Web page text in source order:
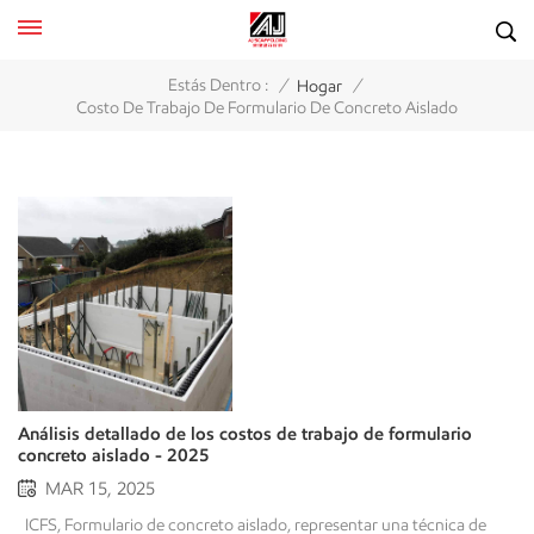
Estás Dentro : / Hogar /
Costo De Trabajo De Formulario De Concreto Aislado
Análisis detallado de los costos de trabajo de formulario
concreto aislado - 2025
MAR 15, 2025
ICFS, Formulario de concreto aislado, representar una técnica de